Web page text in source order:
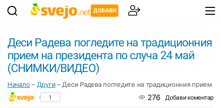
ДОБАВИ
Деси Радева погледите на традиционния
прием на президента по случа 24 май
(СНИМКИ/ВИДЕО)
Начало – Други – Деси Радева погледите на традиционния
1 276 Добави коментар